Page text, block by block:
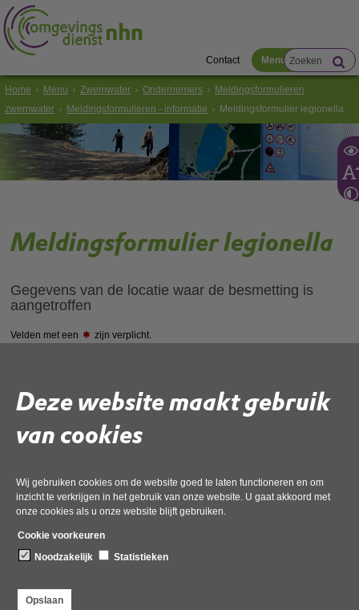
Deze website maakt gebruik
van cookies
Wij gebruiken cookies om de website goed te laten functioneren en om
inzicht te verkrijgen in het gebruik van onze website. U gaat akkoord met
onze cookies als u onze website blijft gebruiken.
Cookie voorkeuren
Noodzakelijk
Statistieken
Opslaan
Contact Menu
Home Menu Zwemwater Ondernemers
Meldingsformulieren
zwemwater
Meldingsformulieren - informatie Meldingsformulier legionella
Meldingsformulier legionella
Gegevens van de locatie waar de besmetting is
aangetroffen
Velden met een zijn verplicht.
geconstateerd: 088-10 21 300
Naam badinrichting
Straatnaam
Huisnummer